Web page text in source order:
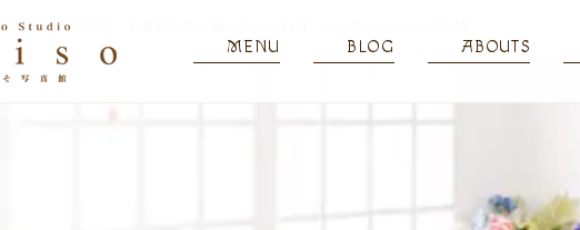
MENU BLOG ABOUTS
HOME>